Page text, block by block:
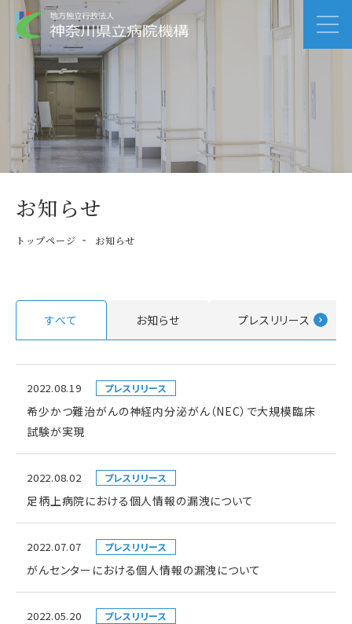
お知らせ
トップページ お知らせ
すべて お知らせ プレスリリース
2022.08.19 プレスリリース
希少かつ難治がんの神経内分泌がん（NEC）で大規模臨床
試験が実現
2022.08.02 プレスリリース
足柄上病院における個人情報の漏洩について
2022.07.07 プレスリリース
がんセンターにおける個人情報の漏洩について
2022.05.20 プレスリリース